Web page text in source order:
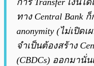
ทาง Central Bank
anonymity (ไม่เปิด
จำเป็นต้องสร้าง
(CBDCs) ออกมานั่น